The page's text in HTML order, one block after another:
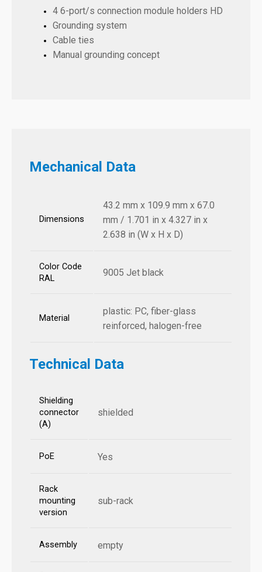
4 6-port/s connection module holders HD
Grounding system
Cable ties
Manual grounding concept
Mechanical Data
Dimensions
43.2 mm x 109.9 mm x 67.0
mm / 1.701 in x 4.327 in x
2.638 in (W x H x D)
Color Code
RAL
9005 Jet black
Material
plastic: PC, fiber-glass
reinforced, halogen-free
Technical Data
Shielding
connector
(A)
shielded
PoE Yes
Rack
mounting
version
sub-rack
Assembly empty